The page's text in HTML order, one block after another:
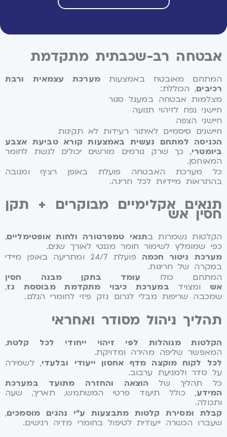
אבטחה רב-שכבתית מתקדמת
המתחם מאובטח באמצעותמערכת עצמאית ורבת
רכיבים, הכוללת:
מצלמות אבטחה במעגל סגור
חיישני נפח לזיהוי תנועה
חיישני הצפה
חיישנים סיסמיים לאיתור רעידות לא תקינות
הכניסה למתחם נעשית באמצעות קורא טביעת אצבע
ביומטרי, כך שרק גורמים מורשים יכולים לגשת לחומר
המאוחסן.
כל מערכת האבטחה פועלת באופן רציף ומגובה
בהתראות מיידיות לכל חריגה.
תנאים אקלימיים מבוקרים + תקן
חסין אש
הקלטות נשמרות בתנאי טמפרטורה ולחות אופטימליים,
כפי שמומלץ לשימור חומר מגנטי לאורך שנים.
מערכת ניטור חכמה
פועלת 24/7 ומתריעה באופן מיידי
במקרה של חריגות.
המתחם כולו עומד בתקן מבנה חסין
אש ומצויד במערכת כיבוי מתקדמת מבוססת גז,
שמכבה שריפות מבלי לגרום נזק פיזי לחומרי הגלם.
תהליך ניהול מסודר ואחראי
הקלטות מנוהלות לפי זיהוי ייחודי לכל קלטת,
המאפשר שליפה מהירה ומדויקת.
לכל לקוח מוקצה מדף אחסון ייעודי ובלעדי, לשמירה
על סדר ולמניעת ערבוב.
כל תהליך של הוצאה והחזרה מתועד במערכת
המידע, כולל תיעוד פרטי המשתמש, תאריך, שעה
ותכולה.
קבלת ומסירת קלטות מתבצעות ע"י נהגים מוסמכים,
שעברו הכשרה ייעודית לטיפול בחומרי מדיה רגישים.